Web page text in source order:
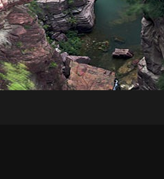
级工厂 智敬中国 全民健康